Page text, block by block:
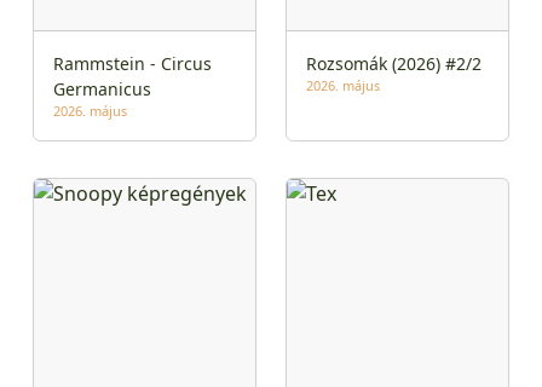
Rammstein - Circus
Germanicus
2026. május
Rozsomák (2026) #2/2
2026. május